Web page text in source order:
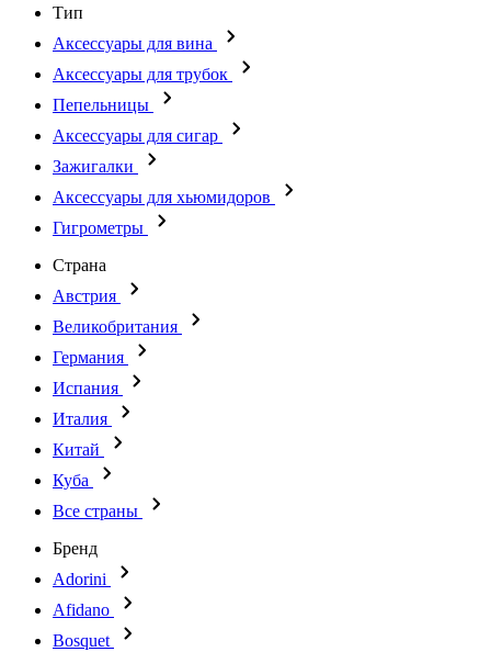
Тип
Аксессуары для вина
Аксессуары для трубок
Пепельницы
Аксессуары для сигар
Зажигалки
Аксессуары для хьюмидоров
Гигрометры
Страна
Австрия
Великобритания
Германия
Испания
Италия
Китай
Куба
Все страны
Бренд
Adorini
Afidano
Bosquet